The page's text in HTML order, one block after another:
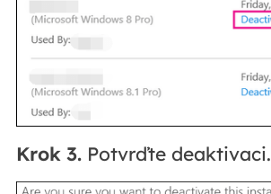
Krok 3.Potvrďte deaktivaci.